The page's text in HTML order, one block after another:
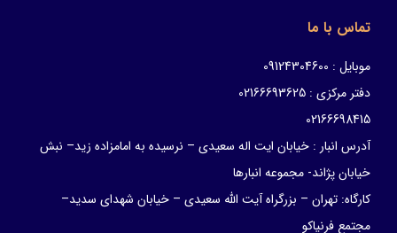
تماس با ما
موبایل : 09124304600
دفتر مرکزی : 02166693625
02166698415
آدرس انبار : خیابان ایت اله سعیدی – نرسیده به امامزاده زید– نبش
خیابان پژاند- مجموعه انبارها
کارگاه: تهران – بزرگراه آیت الله سعیدی – خیابان شهدای سدید–
مجتمع فرنیاکو